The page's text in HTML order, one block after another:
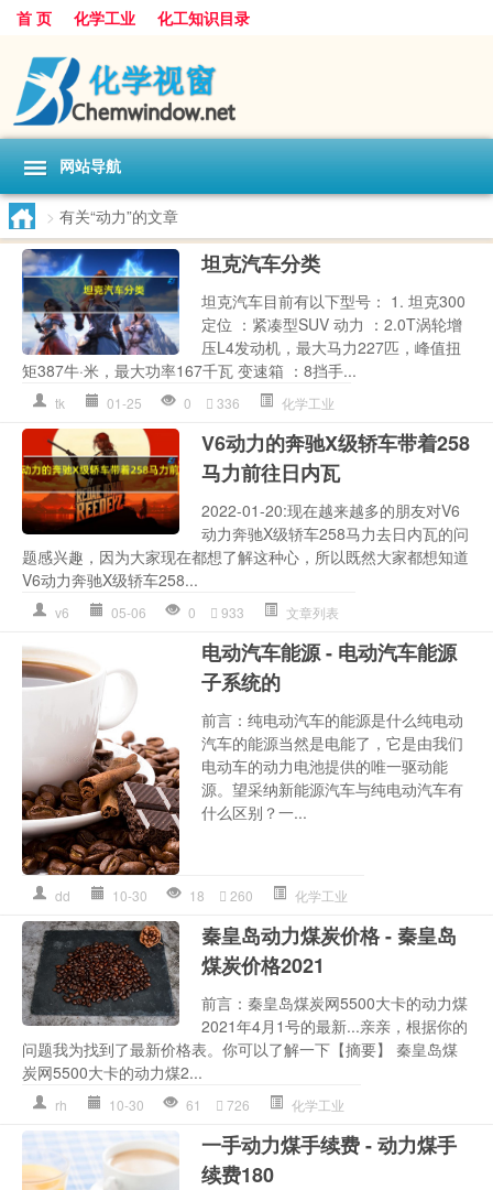
首 页 化学工业 化工知识目录
网站导航
> 有关“动力”的文章
坦克汽车分类
坦克汽车目前有以下型号： 1. 坦克300
定位 ：紧凑型SUV 动力 ：2.0T涡轮增
压L4发动机，最大马力227匹，峰值扭
矩387牛·米，最大功率167千瓦 变速箱 ：8挡手...
tk 01-25 0 336 化学工业
V6动力的奔驰X级轿车带着258
马力前往日内瓦
2022-01-20:现在越来越多的朋友对V6
动力奔驰X级轿车258马力去日内瓦的问
题感兴趣，因为大家现在都想了解这种心，所以既然大家都想知道
V6动力奔驰X级轿车258...
v6 05-06 0 933 文章列表
电动汽车能源 - 电动汽车能源
子系统的
前言：纯电动汽车的能源是什么纯电动
汽车的能源当然是电能了，它是由我们
电动车的动力电池提供的唯一驱动能
源。望采纳新能源汽车与纯电动汽车有
什么区别？一...
dd 10-30 18 260 化学工业
秦皇岛动力煤炭价格 - 秦皇岛
煤炭价格2021
前言：秦皇岛煤炭网5500大卡的动力煤
2021年4月1号的最新...亲亲，根据你的
问题我为找到了最新价格表。你可以了解一下【摘要】 秦皇岛煤
炭网5500大卡的动力煤2...
rh 10-30 61 726 化学工业
一手动力煤手续费 - 动力煤手
续费180